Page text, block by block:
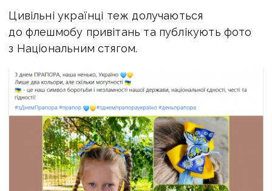
Цивільні українці теж долучаються
до флешмобу привітань та публікують фото
з Національним стягом.